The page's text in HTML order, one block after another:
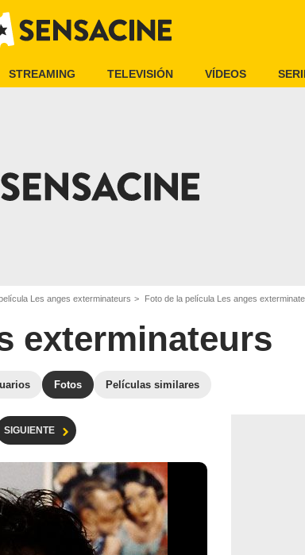
STREAMING TELEVISIÓN VÍDEOS
Les anges exterminateurs Foto de la película Les anges
exterminateurs
Fotos Películas similares
SIGUIENTE